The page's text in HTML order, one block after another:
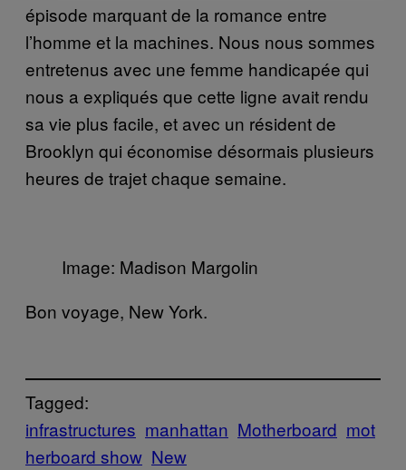
épisode marquant de la romance entre
l’homme et la machines. Nous nous sommes
entretenus avec une femme handicapée qui
nous a expliqués que cette ligne avait rendu
sa vie plus facile, et avec un résident de
Brooklyn qui économise désormais plusieurs
heures de trajet chaque semaine.
Image: Madison Margolin
Bon voyage, New York.
Tagged:
infrastructures manhattan Motherboard mot
herboard show New